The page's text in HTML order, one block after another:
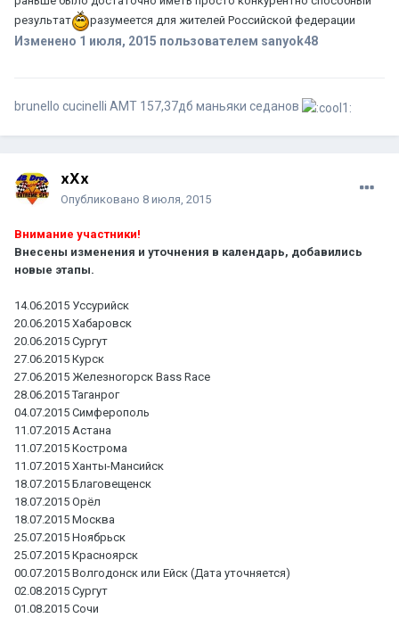
результат
разумеется для жителей Российской федерации
Изменено 1 июля, 2015 пользователем sanyok48
brunello cucinelli АМТ 157,37дб маньяки седанов
xXx
Опубликовано 8 июля, 2015
Внимание участники!
Внесены изменения и уточнения в календарь, добавились
новые этапы.
14.06.2015 Уссурийск
20.06.2015 Хабаровск
20.06.2015 Сургут
27.06.2015 Курск
27.06.2015 Железногорск Bass Race
28.06.2015 Таганрог
04.07.2015 Симферополь
11.07.2015 Астана
11.07.2015 Кострома
11.07.2015 Ханты-Мансийск
18.07.2015 Благовещенск
18.07.2015 Орёл
18.07.2015 Москва
25.07.2015 Ноябрьск
25.07.2015 Красноярск
00.07.2015 Волгодонск или Ейск (Дата уточняется)
02.08.2015 Сургут
01.08.2015 Сочи